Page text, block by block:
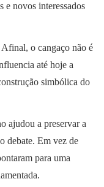
e novos interessados
o cangaço não é
até hoje a
simbólica do
ajudou a preservar a
debate. Em vez de
para uma